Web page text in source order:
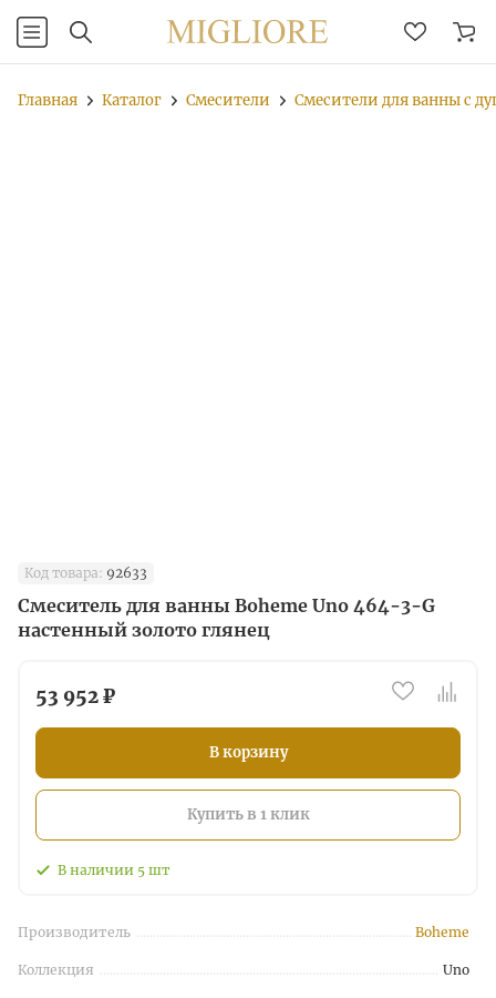
Главная Каталог Смесители Смесители для ванны с
Код товара: 92633
Смеситель для ванны Boheme Uno 464-3-G
настенный золото глянец
53 952 ₽
В корзину
Купить в 1 клик
В наличии 5 шт
Производитель Boheme
Коллекция Uno